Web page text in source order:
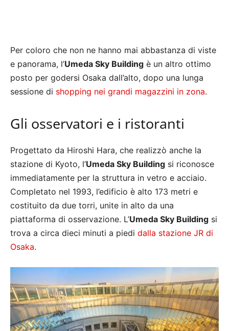
Per coloro che non ne hanno mai abbastanza di viste
e panorama, l’Umeda Sky Building è un altro ottimo
posto per godersi Osaka dall’alto, dopo una lunga
sessione di shopping nei grandi magazzini in zona.
Gli osservatori e i ristoranti
Progettato da Hiroshi Hara, che realizzò anche la
stazione di Kyoto, l’Umeda Sky Building si riconosce
immediatamente per la struttura in vetro e acciaio.
Completato nel 1993, l’edificio è alto 173 metri e
costituito da due torri, unite in alto da una
piattaforma di osservazione. L’Umeda Sky Building si
trova a circa dieci minuti a piedi dalla stazione JR di
Osaka.